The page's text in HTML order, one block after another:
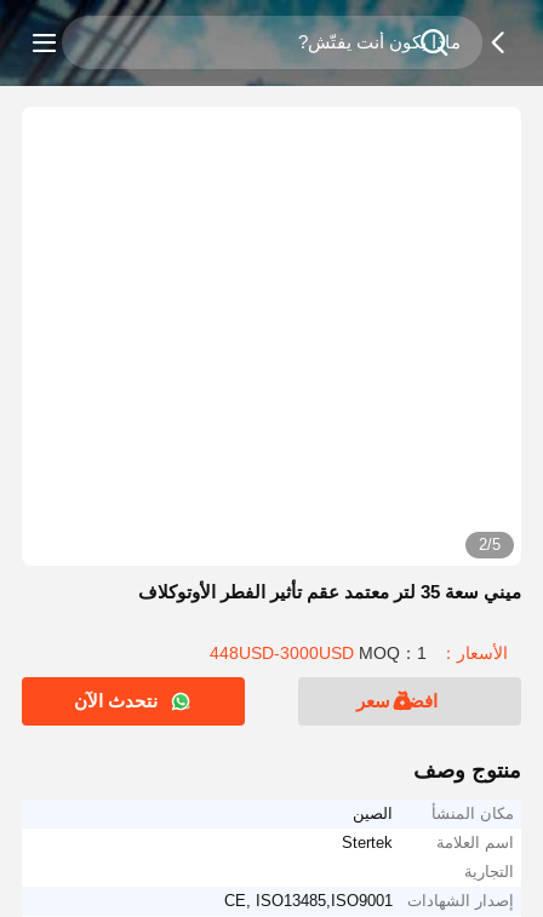
2/5
ميني سعة 35 لتر معتمد عقم تأثير الفطر الأوتوكلاف
الأسعار：448USD-3000USD MOQ：1
افضل سعر نتحدث الآن
منتوج وصف
مكان المنشأ
الصين
اسم العلامة
التجارية
Stertek
إصدار الشهادات
CE, ISO13485,ISO9001